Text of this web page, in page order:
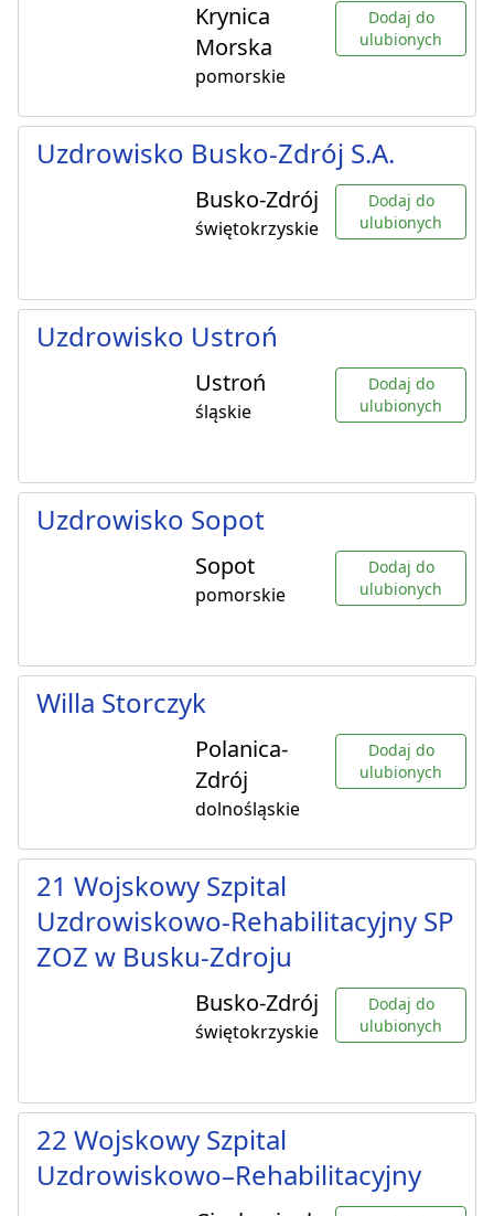
Krynica
Morska
pomorskie
Dodaj do
ulubionych
Uzdrowisko Busko-Zdrój S.A.
Busko-Zdrój
świętokrzyskie
Dodaj do
ulubionych
Uzdrowisko Ustroń
Ustroń
śląskie
Dodaj do
ulubionych
Uzdrowisko Sopot
Sopot
pomorskie
Dodaj do
ulubionych
Willa Storczyk
Polanica-
Zdrój
dolnośląskie
Dodaj do
ulubionych
21 Wojskowy Szpital
Uzdrowiskowo-Rehabilitacyjny SP
ZOZ w Busku-Zdroju
Busko-Zdrój
świętokrzyskie
Dodaj do
ulubionych
22 Wojskowy Szpital
Uzdrowiskowo–Rehabilitacyjny